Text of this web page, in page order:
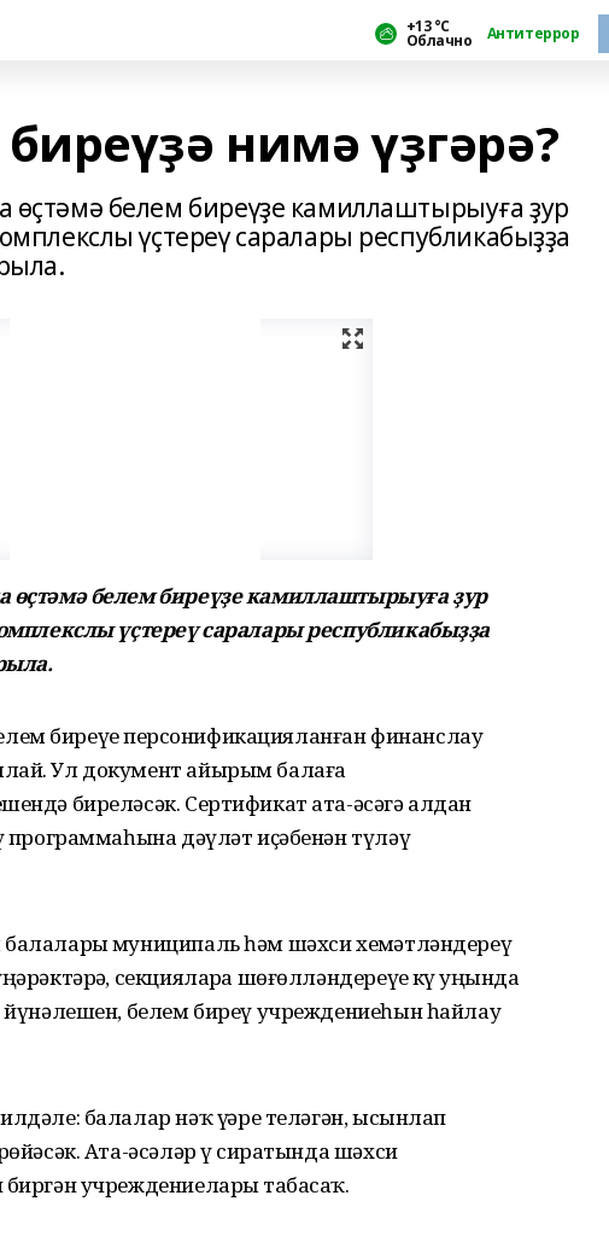
+13 °С
Облачно Антитеррор
нимә үҙгәрә?
белем биреүҙе камиллаштырыуға ҙур
үҫтереү саралары республикабыҙҙа
өҫтәмә белем биреүҙе камиллаштырыуға ҙур
үҫтереү саралары республикабыҙҙа
биреүҙе персонификацияланған финанслау
Ул документ айырым балаға
биреләсәк. Сертификат ата-әсәгә алдан
дәүләт иҫәбенән түләү
муниципаль һәм шәхси хеҙмәтләндереү
секцияларҙа шөғөлләндереүҙе күҙ уңында
белем биреү учреждениеһын һайлау
балалар нәҡ үҙҙәре теләгән, ысынлап
Ата-әсәләр үҙ сиратында шәхси
учреждениеларҙы табасаҡ.